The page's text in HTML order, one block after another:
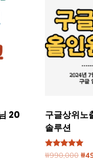
20
구글상위노
솔루션
5 중에서
₩990,000 원
₩